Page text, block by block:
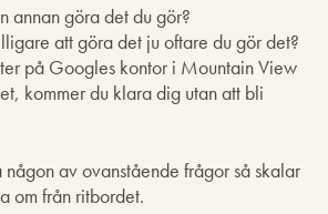
annan göra det du gör?
att göra det ju oftare du gör det?
på Googles kontor i Mountain View
kommer du klara dig utan att bli
av ovanstående frågor så skalar
om från ritbordet.